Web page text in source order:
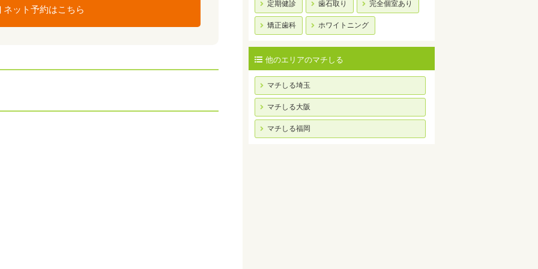
ネット予約はこちら
定期健診 歯石取り 完全個室あり
矯正歯科 ホワイトニング
他のエリアのマチしる
マチしる埼玉
マチしる大阪
マチしる福岡